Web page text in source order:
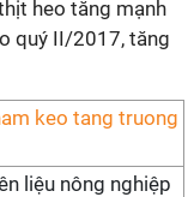
heo tăng mạnh
quý II/2017, tăng
liệu nông nghiệp